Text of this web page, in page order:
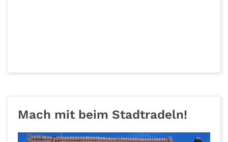
Mach mit beim Stadtradeln!